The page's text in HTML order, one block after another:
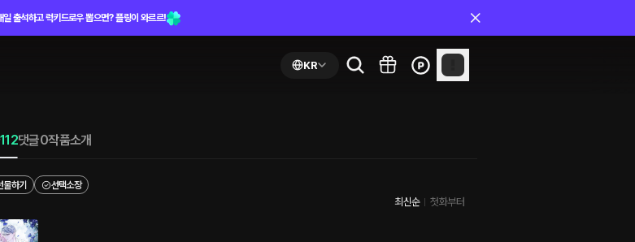
일 출석하고 럭키드로우 뽑으면? 플링이 와르르!
KR
112댓글0작품소개
물하기 선택소장
최신순 첫화부터